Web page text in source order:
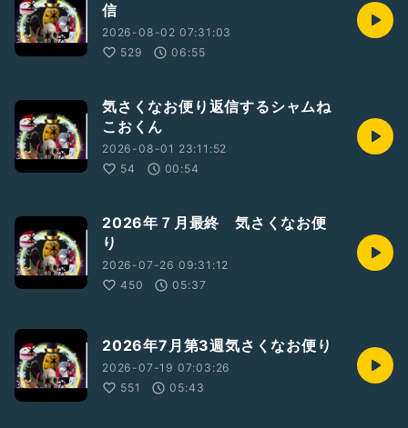
信
2026-08-02 07:31:03
529
06:55
気さくなお便り返信するシャムね
こおくん
2026-08-01 23:11:52
54
00:54
2026年７月最終 気さくなお便
り
2026-07-26 09:31:12
450
05:37
2026年7月第3週気さくなお便り
2026-07-19 07:03:26
551
05:43